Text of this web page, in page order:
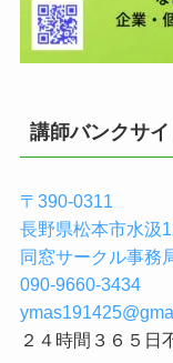
講師バンクサ
〒390-0311
長野県松本市水汲
同窓サークル事務
090-9660-3434
２４時間３６５日